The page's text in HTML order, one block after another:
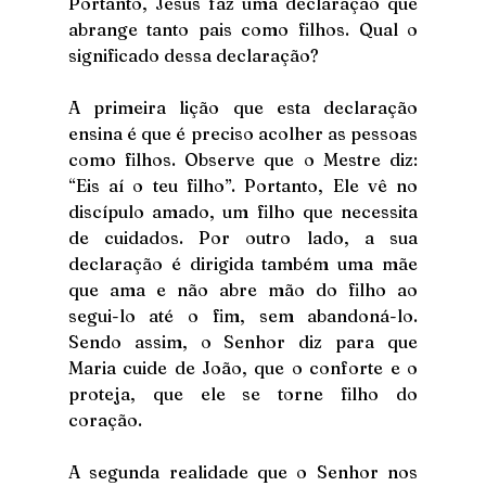
abrange tanto pais como filhos. Qual o
significado dessa declaração?
A primeira lição que esta declaração
ensina é que é preciso acolher as pessoas
como filhos. Observe que o Mestre diz:
“Eis aí o teu filho”. Portanto, Ele vê no
discípulo amado, um filho que necessita
de cuidados. Por outro lado, a sua
declaração é dirigida também uma mãe
que ama e não abre mão do filho ao
segui-lo até o fim, sem abandoná-lo.
Sendo assim, o Senhor diz para que
Maria cuide de João, que o conforte e o
proteja, que ele se torne filho do
coração.
A segunda realidade que o Senhor nos